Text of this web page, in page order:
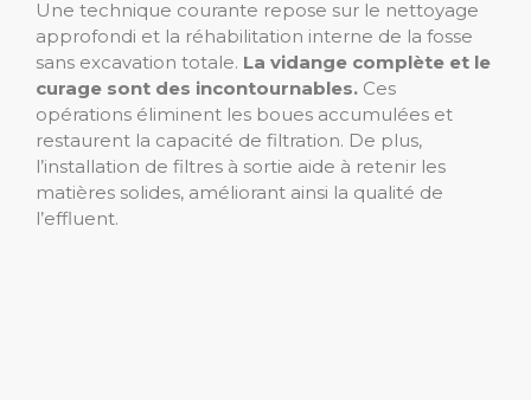
Une technique courante repose sur le nettoyage
approfondi et la réhabilitation interne de la fosse
sans excavation totale. La vidange complète et le
curage sont des incontournables. Ces
opérations éliminent les boues accumulées et
restaurent la capacité de filtration. De plus,
l’installation de filtres à sortie aide à retenir les
matières solides, améliorant ainsi la qualité de
l’effluent.